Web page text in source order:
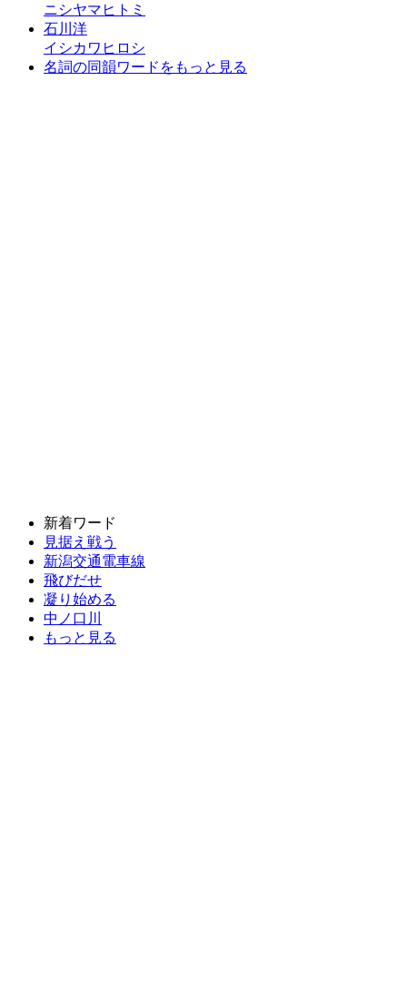
ニシヤマヒトミ
石川洋
イシカワヒロシ
名詞の同韻ワードをもっと見る
新着ワード
見据え戦う
新潟交通電車線
飛びだせ
凝り始める
中ノ口川
もっと見る